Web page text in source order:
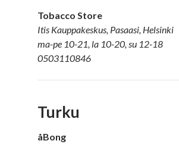
Tobacco Store
Itis Kauppakeskus, Pasaasi, Helsinki
ma-pe 10-21, la 10-20, su 12-18
0503110846
Turku
åBong